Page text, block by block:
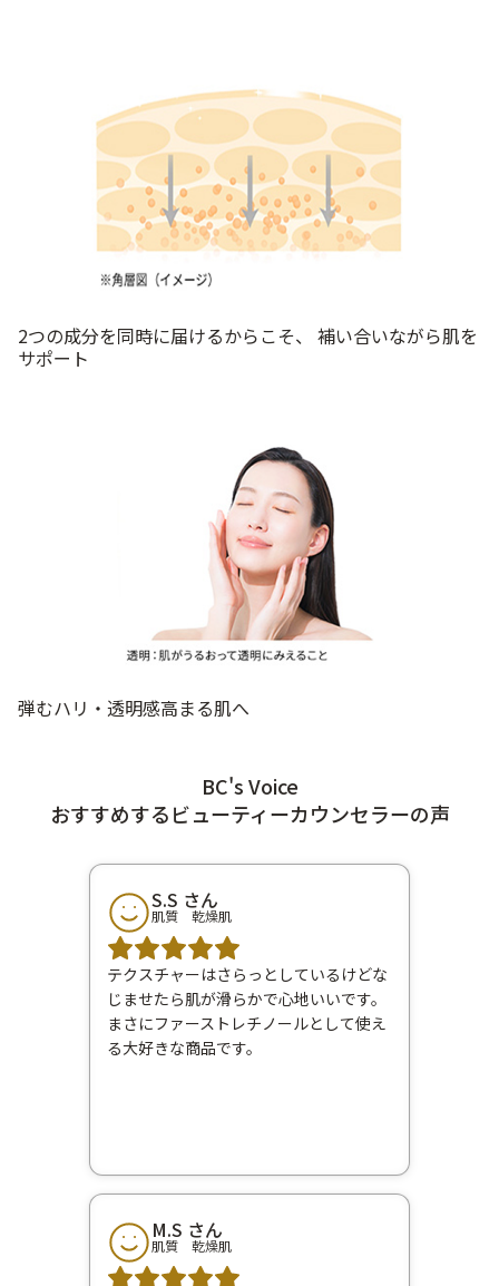
2つの成分を同時に届けるからこそ、 補い合いながら肌を
サポート
弾むハリ・透明感高まる肌へ
BC's Voice
おすすめするビューティーカウンセラーの声
S.S さん
肌質 乾燥肌
テクスチャーはさらっとしているけどな
じませたら肌が滑らかで心地いいです。
まさにファーストレチノールとして使え
る大好きな商品です。
M.S さん
肌質 乾燥肌